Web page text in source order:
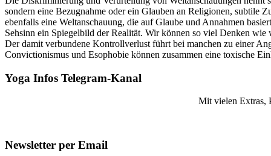
sondern eine Bezugnahme oder ein Glauben an Religionen, subtile
ebenfalls eine Weltanschauung, die auf Glaube und Annahmen
Sehsinn ein Spiegelbild der Realität. Wir können so viel Denken
Der damit verbundene Kontrollverlust führt bei manchen zu einer
Convictionismus und Esophobie können zusammen eine toxische
Yoga Infos Telegram-Kanal
Mit vielen Extras,
Newsletter per Email